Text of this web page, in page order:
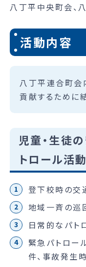
八丁平中央町会、
活動内容
八丁平連合町会
貢献するために
児童・生徒
トロール活動
登下校時の交
地域一斉の巡
日常的なパト
緊急パトロー
件、事故発生時